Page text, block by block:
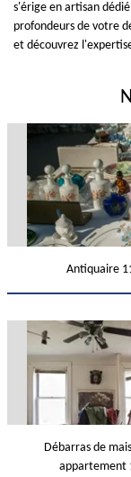
s'érige en artisan
profondeurs de votre
et découvrez
Antiquaire
Débarras de
appartement